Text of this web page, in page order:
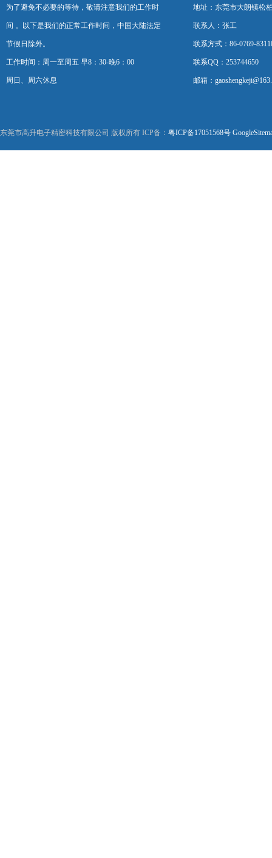
为了避免不必要的等待，敬请注意我们的工作时
间 。以下是我们的正常工作时间，中国大陆法定
节假日除外。
工作时间：周一至周五 早8：30-晚6：00
周日、周六休息
地址：东莞市大朗镇松
联系人：张工
联系方式：86-0769-
联系QQ：253744650
邮箱：
东莞市高升电子精密科技有限公司 版权所有 ICP备： 粤ICP备17051568号